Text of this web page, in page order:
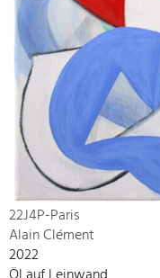
22J4P-Paris
Alain Clément
2022